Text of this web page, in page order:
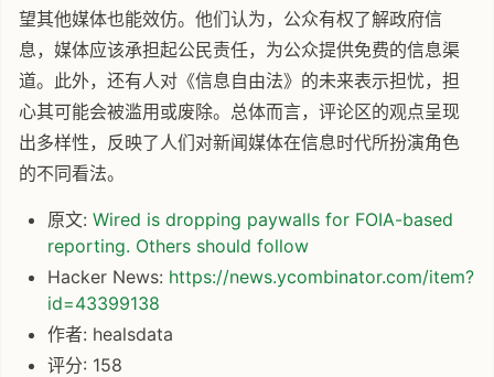
望其他媒体也能效仿。他们认为，公众有权了解政府信
息，媒体应该承担起公民责任，为公众提供免费的信息渠
道。此外，还有人对《信息自由法》的未来表示担忧，担
心其可能会被滥用或废除。总体而言，评论区的观点呈现
出多样性，反映了人们对新闻媒体在信息时代所扮演角色
的不同看法。
原文: Wired is dropping paywalls for FOIA-based
reporting. Others should follow
Hacker News: https://news.ycombinator.com/item?
id=43399138
作者: healsdata
评分: 158